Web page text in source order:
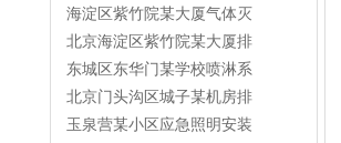
海淀区紫竹院某大厦气体灭
北京海淀区紫竹院某大厦排
东城区东华门某学校喷淋系
北京门头沟区城子某机房排
玉泉营某小区应急照明安装